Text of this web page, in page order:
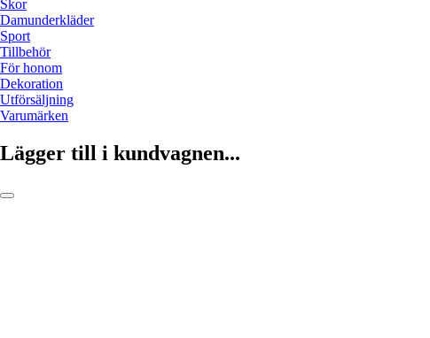
Skor
Damunderkläder
Sport
Tillbehör
För honom
Dekoration
Utförsäljning
Varumärken
Lägger till i kundvagnen...